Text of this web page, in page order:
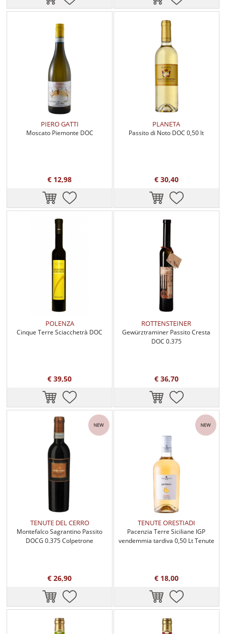
PIERO GATTI
Moscato Piemonte DOC
€ 12,98
PLANETA
Passito di Noto DOC 0,50 lt
€ 30,40
POLENZA
Cinque Terre Sciacchetrà DOC
€ 39,50
ROTTENSTEINER
Gewürztraminer Passito Cresta
DOC 0.375
€ 36,70
TENUTE DEL CERRO
Montefalco Sagrantino Passito
DOCG 0.375 Colpetrone
€ 26,90
TENUTE ORESTIADI
Pacenzia Terre Siciliane IGP
vendemmia tardiva 0,50 Lt Tenute
€ 18,00